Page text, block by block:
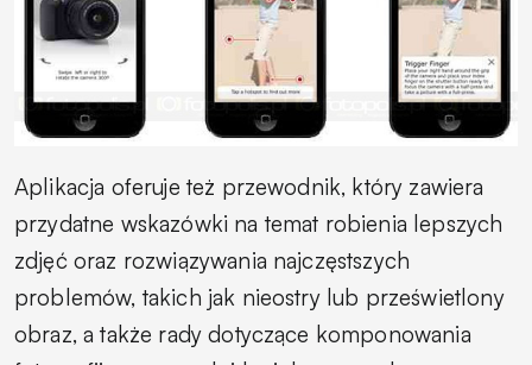
Aplikacja oferuje też przewodnik, który zawiera
przydatne wskazówki na temat robienia lepszych
zdjęć oraz rozwiązywania najczęstszych
problemów, takich jak nieostry lub prześwietlony
obraz, a także rady dotyczące komponowania